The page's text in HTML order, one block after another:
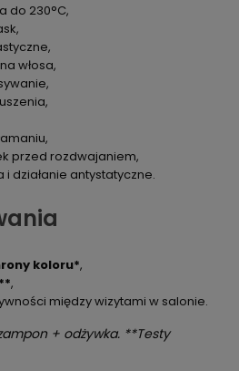
do 230°C,
włosa,
przed rozdwajaniem,
i działanie antystatyczne.
koloru*,
,
między wizytami w salonie.
+ odżywka. **Testy